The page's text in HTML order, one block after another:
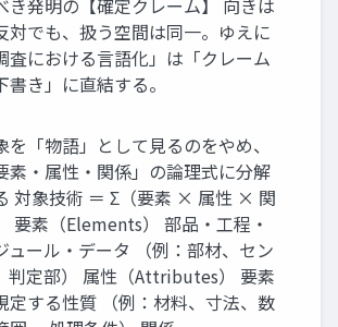
対でも、扱う空間は同一。ゆえに
査における言語化」は「クレーム
書き」に直結する。
を「物語」として見るのをやめ、
素・属性・関係」の論理式に分解
対象技術 ＝ Σ（要素 × 属性 × 関
要素（Elements） 部品・工程・
ュール・データ （例：部材、セン
判定部） 属性（Attributes） 要素
定する性質 （例：材料、寸法、数